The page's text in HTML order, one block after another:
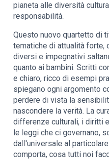
pianeta alle diversità
responsabilità.
Questo nuovo quartetto di
tematiche di attualità forte,
diversi e impegnativi
quanto ai bambini. Scritti
e chiaro, ricco di esempi
spiegano ogni argomento
perdere di vista la
nascondere la verità. La
differenze culturali, i diritti
le leggi che ci governano,
dall'universale al
comporta, cosa tutti noi